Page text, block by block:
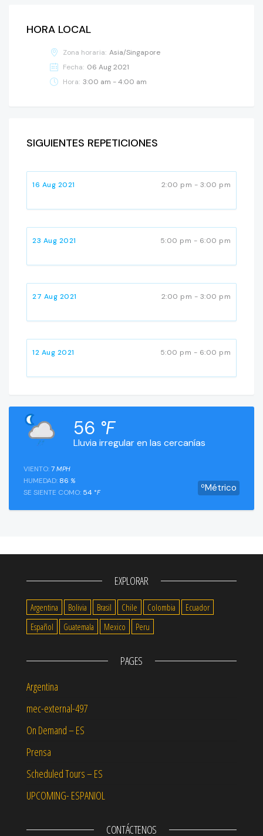
HORA LOCAL
Zona horaria: Asia/Singapore
Fecha: 06 Aug 2021
Hora: 3:00 am - 4:00 am
SIGUIENTES REPETICIONES
12 Aug 2021 5:00 pm - 6:00 pm
16 Aug 2021 2:00 pm - 3:00 pm
23 Aug 2021 5:00 pm - 6:00 pm
27 Aug 2021 2:00 pm - 3:00 pm
Lluvia irregular en las cercanías
56 °F
ºMétrico
VIENTO:7 MPH
HUMEDAD: 86 %
SE SIENTE COMO: 54 °F
EXPLORAR
Argentina Bolivia Brasil Chile Colombia
Ecuador
Español
Guatemala Mexico Peru
PAGES
Argentina
mec-external-497
On Demand – ES
Prensa
Scheduled Tours – ES
UPCOMING- ESPANIOL
CONTÁCTENOS